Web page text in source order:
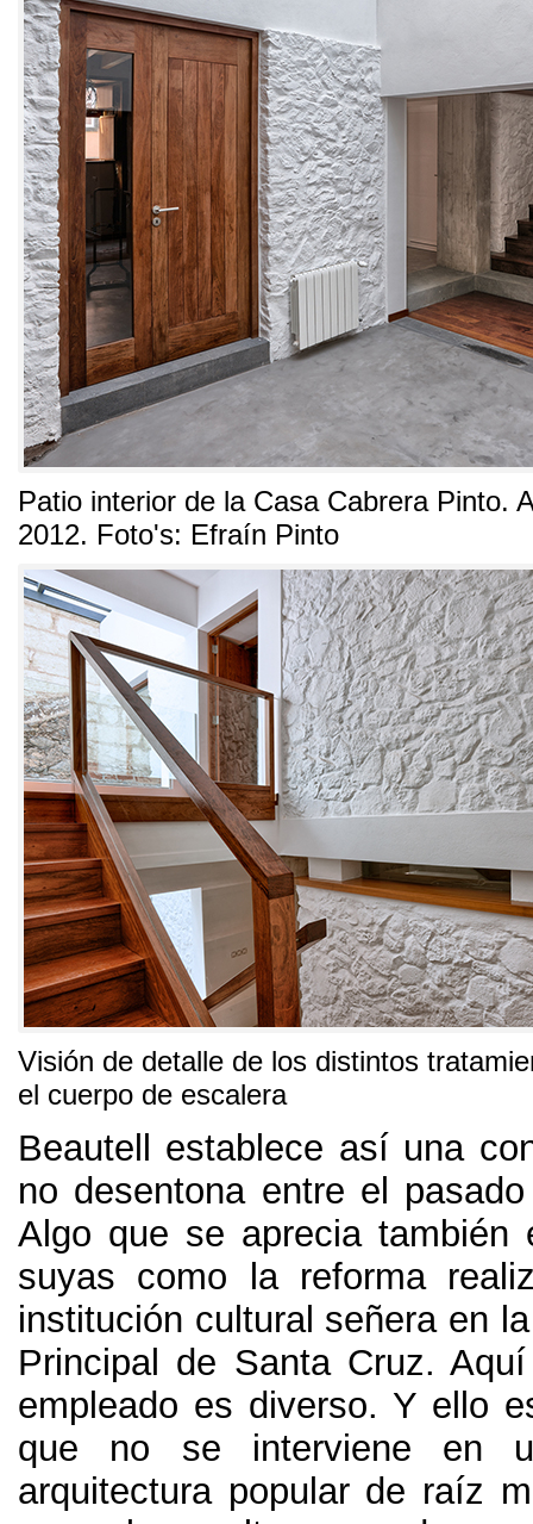
Patio interior de la Casa Cabrera Pinto.
2012. Foto's: Efraín Pinto
Visión de detalle de los distintos
el cuerpo de escalera
Beautell establece así una
no desentona entre el
Algo que se aprecia también
suyas como la reforma
institución cultural señera en
Principal de Santa Cruz.
empleado es diverso. Y ello
que no se interviene en
arquitectura popular de raíz